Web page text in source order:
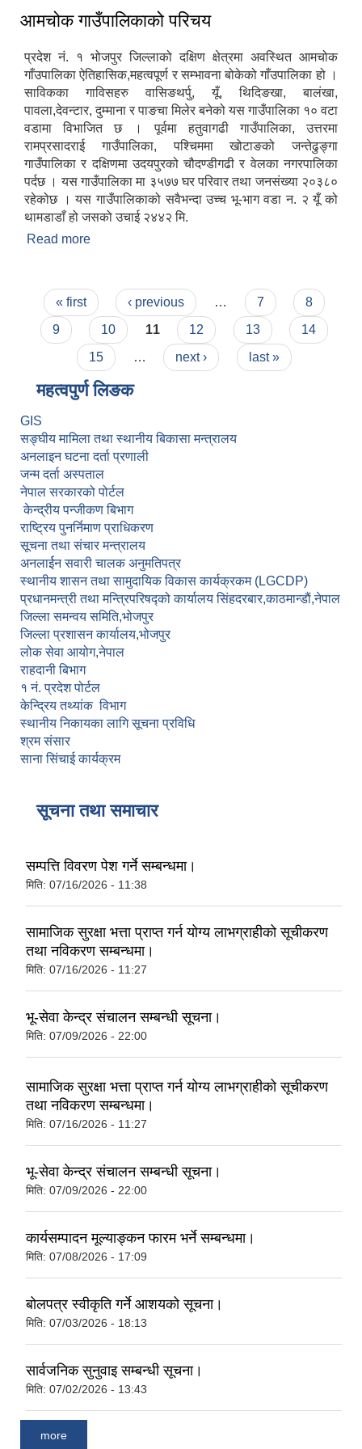
आमचोक गाउँपालिकाको परिचय
प्रदेश नं. १ भोजपुर जिल्लाको दक्षिण क्षेत्रमा अवस्थित आमचोक
गाँउपालिका ऐतिहासिक,महत्वपूर्ण र सम्भावना बोकेको गाँउपालिका हो ।
साविकका गाविसहरु वासिङथर्पु, यूँ, थिदिङखा, बालंखा,
पावला,देवन्टार, दुम्माना र पाङचा मिलेर बनेको यस गाउँपालिका १० वटा
वडामा विभाजित छ । पूर्वमा हतुवागढी गाउँपालिका, उत्तरमा
रामप्रसादराई गाउँपालिका, पश्चिममा खोटाङको जन्तेढुङ्गा
गाउँपालिका र दक्षिणमा उदयपुरको चौदण्डीगढी र वेलका नगरपालिका
पर्दछ । यस गाउँपालिका मा ३५७७ घर परिवार तथा जनसंख्या २०३८०
रहेकोछ । यस गाउँपालिकाको सवैभन्दा उच्च भू-भाग वडा न‌. २ यूँ को
थामडाडाँ हो जसको उचाई २४४२ मि.
Read more
Pages
« first ‹ previous … 7
8
9
10 11 12 13
14
15
… next › last »
महत्वपुर्ण लि‌‌ङक
GIS
सङ्घीय मामिला तथा स्थानीय बिकासा मन्त्रालय
अनलाइन घटना दर्ता प्रणाली
जन्म दर्ता अस्पताल
नेपाल सरकारको पोर्टल
केन्द्रीय पन्जीकण बिभाग
राष्ट्रिय पुनर्निमाण प्राधिकरण
सूचना तथा संचार मन्त्रालय
अनलार्ईन सवारी चालक अनुमतिपत्र
स्थानीय शासन तथा सामुदायिक विकास कार्यक्रकम (LGCDP)
प्रधानमन्त्री तथा मन्त्रिपरिषद्को कार्यालय सिंहदरबार,काठमान्डाैं,नेपाल
जिल्ला समन्वय समिति,भोजपुर
जिल्ला प्रशासन कार्यालय,भोजपुर
लोक सेवा आयोग,नेपाल
राहदानी बिभाग
१ नं. प्रदेश पोर्टल
केन्द्रिय तथ्यांक विभाग
स्थानीय निकायका लागि सूचना प्रविधि
श्रम संसार
साना सिंचाई कार्यक्रम
सूचना तथा समाचार
सम्पत्ति विवरण पेश गर्ने सम्बन्धमा।
मिति: 07/16/2026 - 11:38
सामाजिक सुरक्षा भत्ता प्राप्‍त गर्न योग्य लाभग्राहीको सूचीकरण
तथा नविकरण सम्बन्धमा।
मिति: 07/16/2026 - 11:27
भू-सेवा केन्द्र संचालन सम्बन्धी सूचना।
मिति: 07/09/2026 - 22:00
सामाजिक सुरक्षा भत्ता प्राप्‍त गर्न योग्य लाभग्राहीको सूचीकरण
तथा नविकरण सम्बन्धमा।
मिति: 07/16/2026 - 11:27
भू-सेवा केन्द्र संचालन सम्बन्धी सूचना।
मिति: 07/09/2026 - 22:00
कार्यसम्पादन मूल्याङ्कन फारम भर्ने सम्बन्धमा।
मिति: 07/08/2026 - 17:09
बोलपत्र स्वीकृति गर्ने आशयको सूचना।
मिति: 07/03/2026 - 18:13
सार्वजनिक सुनुवाइ सम्बन्धी सूचना।
मिति: 07/02/2026 - 13:43
more